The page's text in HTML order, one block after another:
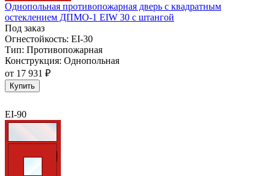
Однопольная противопожарная дверь с квадратным
остеклением ДПМО-1 EIW 30 с штангой
Под заказ
Огнестойкость: EI-30
Тип: Противопожарная
Конструкция: Однопольная
от 17 931 ₽
Купить
EI-90